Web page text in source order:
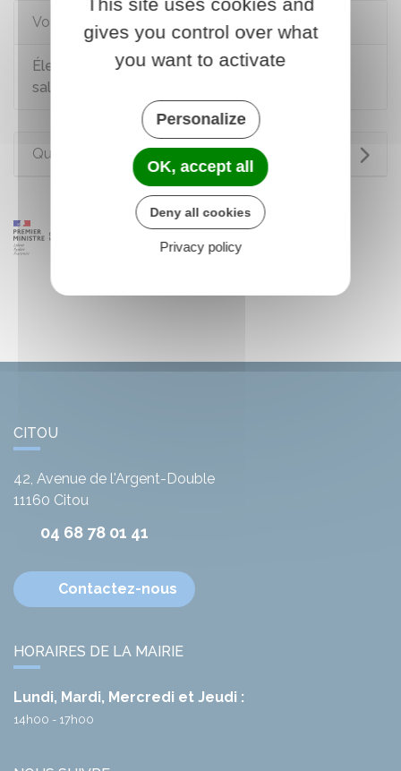
Voir aussi
Élections du CSE dans les entreprises de 11
salariés et plus
Questions ? Réponses !
CITOU
42, Avenue de l'Argent-Double
11160 Citou
04 68 78 01 41
Contactez-nous
HORAIRES DE LA MAIRIE
Lundi, Mardi, Mercredi et Jeudi :
14h00 - 17h00
gives you control over what
you want to activate
Personalize
OK, accept all
Deny all cookies
Privacy policy